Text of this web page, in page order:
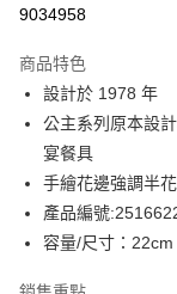
9034958
商品特色
設計於 1978 年
公主系列原本設
宴餐具
手繪花邊強調半
產品編號
容量/尺寸：22cm